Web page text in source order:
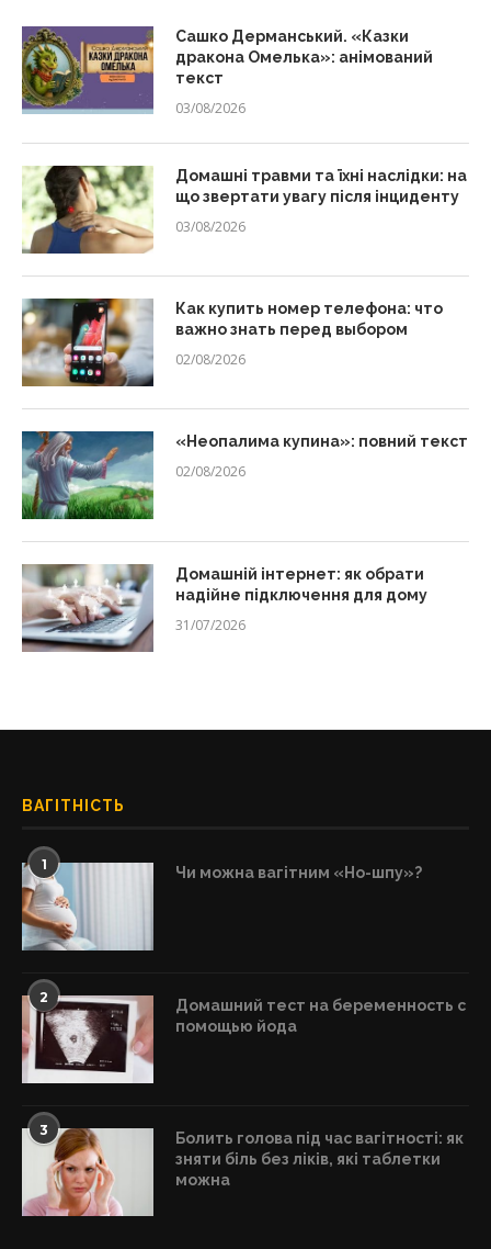
Сашко Дерманський. «Казки
дракона Омелька»: анімований
текст
03/08/2026
Домашні травми та їхні наслідки: на
що звертати увагу після інциденту
03/08/2026
Как купить номер телефона: что
важно знать перед выбором
02/08/2026
«Неопалима купина»: повний текст
02/08/2026
Домашній інтернет: як обрати
надійне підключення для дому
31/07/2026
ВАГІТНІСТЬ
1 Чи можна вагітним «Но-шпу»?
2
Домашний тест на беременность с
помощью йода
3
Болить голова під час вагітності: як
зняти біль без ліків, які таблетки
можна